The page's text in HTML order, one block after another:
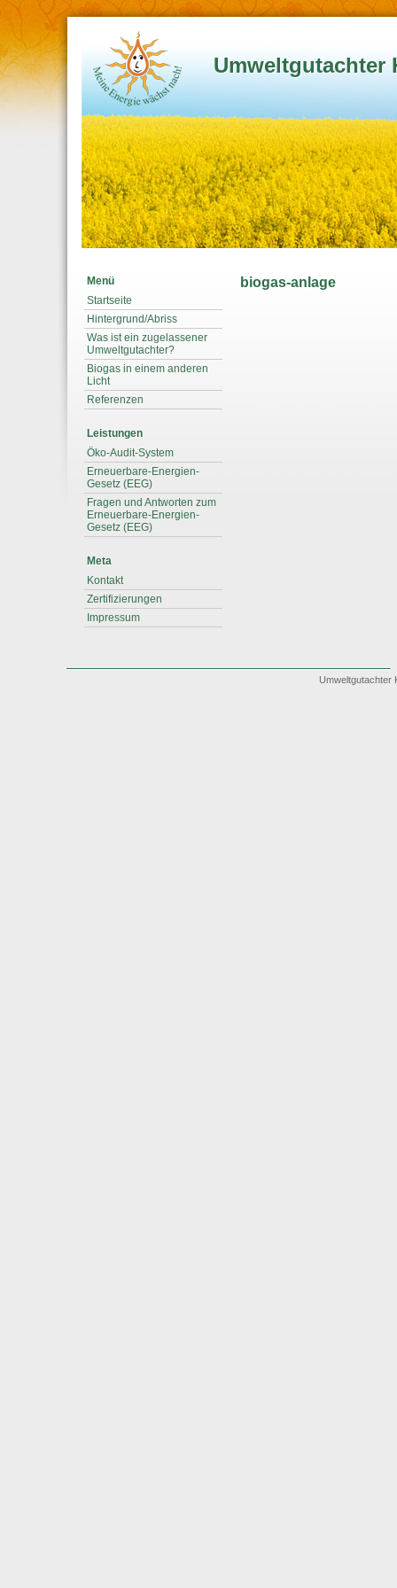
Umweltgutachter
Menü
Startseite
Hintergrund/Abriss
Was ist ein zugelassener
Umweltgutachter?
Biogas in einem anderen
Licht
Referenzen
Leistungen
Öko-Audit-System
Erneuerbare-Energien-
Gesetz (EEG)
Fragen und Antworten zum
Erneuerbare-Energien-
Gesetz (EEG)
Meta
Kontakt
Zertifizierungen
Impressum
biogas-anlage
Umweltgutachter